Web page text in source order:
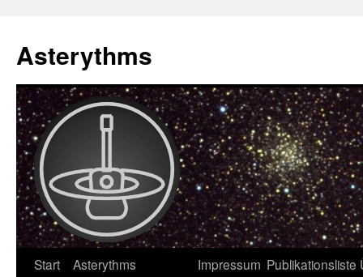
Asterythms
Zum
Start
Asterythms
Impressum Publikationsliste